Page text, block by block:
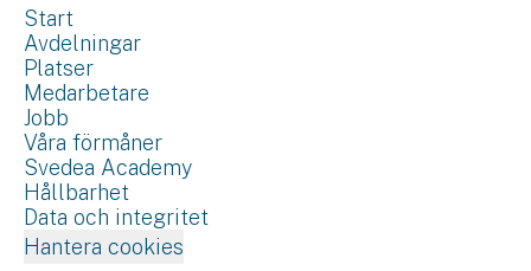
Start
Avdelningar
Platser
Medarbetare
Jobb
Våra förmåner
Svedea Academy
Hållbarhet
Data och integritet
Hantera cookies